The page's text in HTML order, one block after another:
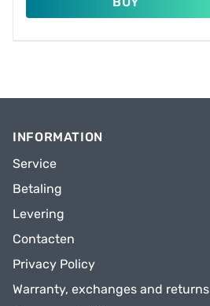
INFORMATION
Service
Betaling
Levering
Contacten
Privacy Policy
Warranty, exchanges and returns